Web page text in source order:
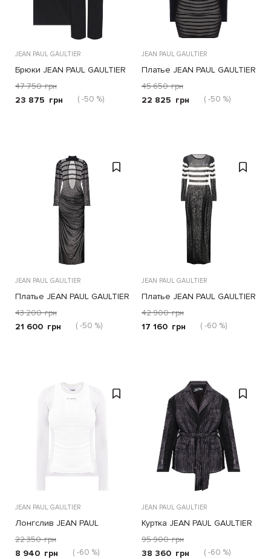
JEAN PAUL GAULTIER
Брюки JEAN PAUL GAULTIER
черные
47 750 грн
23 875 грн ( -50 %)
JEAN PAUL GAULTIER
Платье JEAN PAUL GAULTIER
сине-белое
45 650 грн
22 825 грн ( -50 %)
JEAN PAUL GAULTIER
Платье JEAN PAUL GAULTIER
черное
43 200 грн
21 600 грн ( -50 %)
JEAN PAUL GAULTIER
Платье JEAN PAUL GAULTIER
черное
42 900 грн
17 160 грн ( -60 %)
JEAN PAUL GAULTIER
Лонгслив JEAN PAUL
GAULTIER белая
22 350 грн
8 940 грн ( -60 %)
JEAN PAUL GAULTIER
Куртка JEAN PAUL GAULTIER
черная
95 900 грн
38 360 грн ( -60 %)